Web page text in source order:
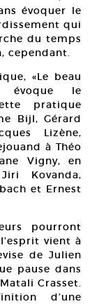
évoquer le
qui
du temps
cependant.
«Le beau
le
pratique
Bijl, Gérard
Lizène,
à Théo
Vigny, en
Kovanda,
et Ernest
pourront
vient à
de Julien
pause dans
Crasset.
d’une